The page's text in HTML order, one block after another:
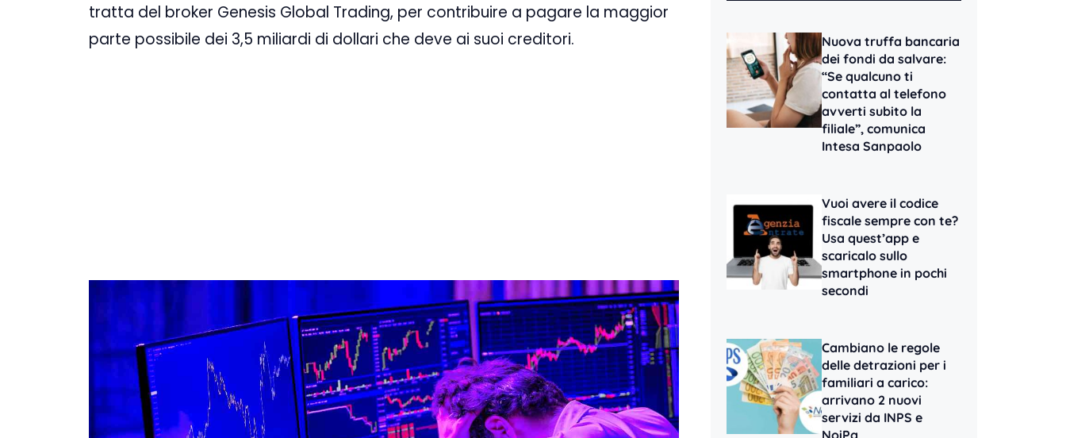
tratta del broker Genesis Global Trading, per contribuire a pagare la maggior
parte possibile dei 3,5 miliardi di dollari che deve ai suoi creditori.
Nuova truffa bancaria
dei fondi da salvare:
“Se qualcuno ti
contatta al telefono
avverti subito la
filiale”, comunica
Intesa Sanpaolo
Vuoi avere il codice
fiscale sempre con te?
Usa quest’app e
scaricalo sullo
smartphone in pochi
secondi
Cambiano le regole
delle detrazioni per i
familiari a carico:
arrivano 2 nuovi
servizi da INPS e
NoiPa